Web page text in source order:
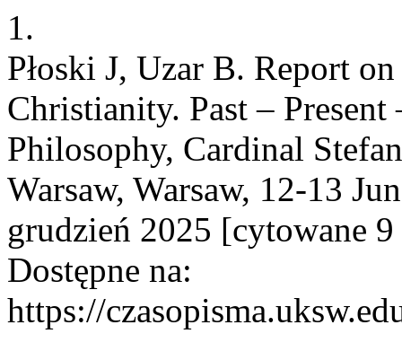
1.
Płoski J, Uzar B. Report
Christianity. Past –
Philosophy, Cardinal
Warsaw, Warsaw, 12-13
grudzień 2025 [cytowane
Dostępne na:
https://